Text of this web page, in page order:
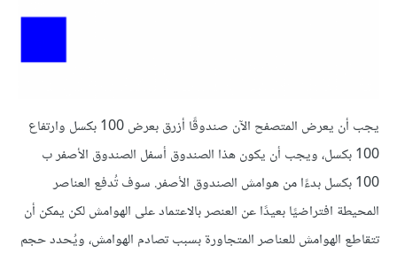
يجب أن يعرض المتصفح الآن صندوقًا أزرق بعرض 100 بكسل وارتفاع
100 بكسل، ويجب أن يكون هذا الصندوق أسفل الصندوق الأصفر ب
100 بكسل بدءًا من هوامش الصندوق الأصفر. سوف تُدفع العناصر
المحيطة افتراضيًا بعيدًا عن العنصر بالاعتماد على الهوامش لكن يمكن أن
تتقاطع الهوامش للعناصر المتجاورة بسبب تصادم الهوامش، ويُحدد حجم